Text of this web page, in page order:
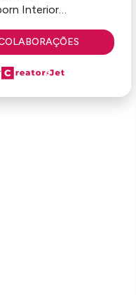
Interior
Circular design
| Lifestyle | Mode |